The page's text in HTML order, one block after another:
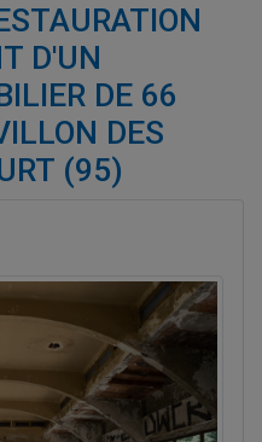
D'UN
DE 66
DES
(95)